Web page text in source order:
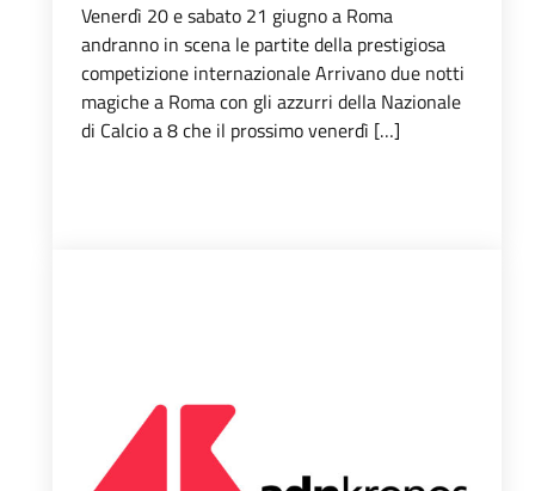
Venerdì 20 e sabato 21 giugno a Roma
andranno in scena le partite della prestigiosa
competizione internazionale Arrivano due notti
magiche a Roma con gli azzurri della Nazionale
di Calcio a 8 che il prossimo venerdì […]